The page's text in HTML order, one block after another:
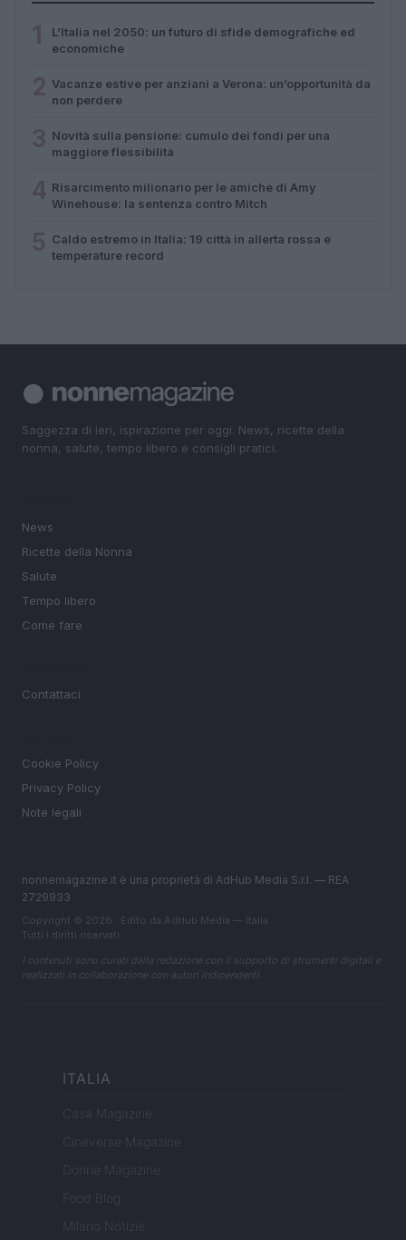
L’Italia nel 2050: un futuro di sfide demografiche ed
economiche
Vacanze estive per anziani a Verona: un’opportunità da
non perdere
Novità sulla pensione: cumulo dei fondi per una
maggiore flessibilità
Risarcimento milionario per le amiche di Amy
Winehouse: la sentenza contro Mitch
Caldo estremo in Italia: 19 città in allerta rossa e
temperature record
Saggezza di ieri, ispirazione per oggi. News, ricette della
nonna, salute, tempo libero e consigli pratici.
News
Ricette della Nonna
Salute
Tempo libero
Come fare
Contattaci
Cookie Policy
Privacy Policy
Note legali
nonnemagazine.it è una proprietà di AdHub Media S.r.l. — REA
2729933
Copyright © 2026 · Edito da AdHub Media — Italia
Tutti i diritti riservati
I contenuti sono curati dalla redazione con il supporto di strumenti digitali e
realizzati in collaborazione con autori indipendenti.
ITALIA
Casa Magazine
Cineverse Magazine
Donne Magazine
Food Blog
Milano Notizie